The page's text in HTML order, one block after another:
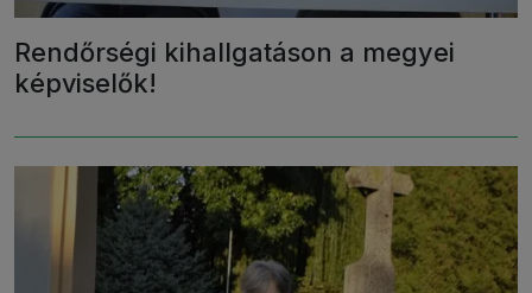
Rendőrségi kihallgatáson a megyei
képviselők!